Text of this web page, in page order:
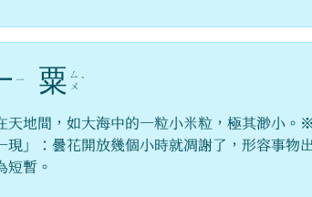
ㄧ 粟 ㄙ
ㄨ ˋ
天地間，如大海中的一粒小米粒，極其渺小。
現」：曇花開放幾個小時就凋謝了，形容事物
短暫。